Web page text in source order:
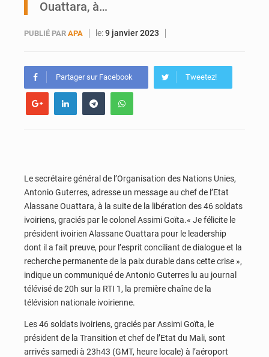
Ouattara, à…
PUBLIÉ PAR APA le:9 janvier 2023
Partager sur Facebook Tweetez!
Le secrétaire général de l’Organisation des Nations Unies,
Antonio Guterres, adresse un message au chef de l’Etat
Alassane Ouattara, à la suite de la libération des 46 soldats
ivoiriens, graciés par le colonel Assimi Goïta.« Je félicite le
président ivoirien Alassane Ouattara pour le leadership
dont il a fait preuve, pour l’esprit conciliant de dialogue et la
recherche permanente de la paix durable dans cette crise »,
indique un communiqué de Antonio Guterres lu au journal
télévisé de 20h sur la RTI 1, la première chaîne de la
télévision nationale ivoirienne.
Les 46 soldats ivoiriens, graciés par Assimi Goïta, le
président de la Transition et chef de l’Etat du Mali, sont
arrivés samedi à 23h43 (GMT, heure locale) à l’aéroport